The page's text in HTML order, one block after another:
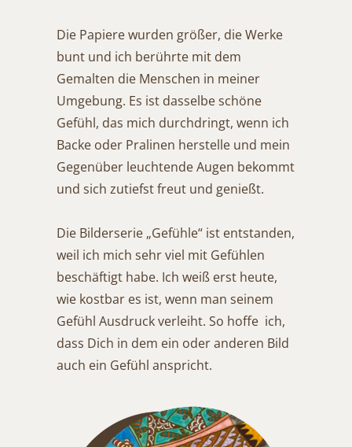
Die Papiere wurden größer, die Werke
bunt und ich berührte mit dem
Gemalten die Menschen in meiner
Umgebung. Es ist dasselbe schöne
Gefühl, das mich durchdringt, wenn ich
Backe oder Pralinen herstelle und mein
Gegenüber leuchtende Augen bekommt
und sich zutiefst freut und genießt.
Die Bilderserie „Gefühle“ ist entstanden,
weil ich mich sehr viel mit Gefühlen
beschäftigt habe. Ich weiß erst heute,
wie kostbar es ist, wenn man seinem
Gefühl Ausdruck verleiht. So hoffe ich,
dass Dich in dem ein oder anderen Bild
auch ein Gefühl anspricht.